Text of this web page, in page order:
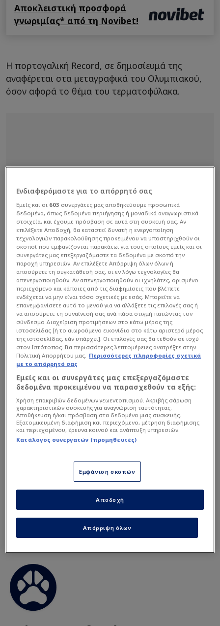
Αποκλειστική προσφορά
γνωριμίας* από τη Novibet!
Η πορτογαλική Record, σε δημοσίευμά της
αναφέρεται στα μεταγραφικά του Ολυμπιακού,
όσον αφορά το θέμα του τερματοφύλακα.
Διαβάστεπερισσότερα στο novasports.gr
Ενδιαφερόμαστε για το απόρρητό σας
Εμείς και οι 603 συνεργάτες μας αποθηκεύουμε προσωπικά
δεδομένα, όπως δεδομένα περιήγησης ή μοναδικά αναγνωριστικά
στοιχεία, και έχουμε πρόσβαση σε αυτά στη συσκευή σας. Αν
επιλέξετε Αποδοχή, θα καταστεί δυνατή η ενεργοποίηση
τεχνολογιών παρακολούθησης προκειμένου να υποστηριχθούν οι
σκοποί που εμφανίζονται παρακάτω, για τους οποίους εμείς και οι
συνεργάτες μας επεξεργαζόμαστε τα δεδομένα με σκοπό την
παροχή υπηρεσιών. Αν επιλέξετε Απόρριψη όλων όλων ή
αποσύρετε τη συγκατάθεσή σας, οι εν λόγω τεχνολογίες θα
απενεργοποιηθούν. Αν απενεργοποιηθούν οι ιχνηλάτες, ορισμένο
περιεχόμενο και κάποιες από τις διαφημίσεις που βλέπετε
ενδέχεται να μην είναι τόσο σχετικές με εσάς. Μπορείτε να
επανεμφανίσετε αυτό το μενού για να αλλάξετε τις επιλογές σας ή
να αποσύρετε τη συναίνεσή σας ανά πάσα στιγμή πατώντας τον
σύνδεσμο Διαχείριση προτιμήσεων στο κάτω μέρος της
ιστοσελίδας [ή το αιωρούμενο εικονίδιο στο κάτω αριστερό μέρος
της ιστοσελίδας, εάν υπάρχει]. Οι επιλογές σας θα τεθούν σε ισχύ
στον Ιστότοπος. Για περισσότερες λεπτομέρειες ανατρέξτε στην
Πολιτική Απορρήτου μας. Περισσότερες πληροφορίες σχετικά
με το απόρρητό σας
Εμείς και οι συνεργάτες μας επεξεργαζόμαστε
δεδομένα προκειμένου να παρασχεθούν τα εξής:
Χρήση επακριβών δεδομένων γεωεντοπισμού. Ακριβής σάρωση
χαρακτηριστικών συσκευής για αναγνώριση ταυτότητας.
Αποθήκευση ή/και πρόσβαση στα δεδομένα μιας συσκευής.
Εξατομικευμένη διαφήμιση και περιεχόμενο, μέτρηση διαφήμισης
και περιεχομένου, έρευνα κοινού και ανάπτυξη υπηρεσιών.
Κατάλογος συνεργατών (προμηθευτές)
Εμφάνιση σκοπών
Απόρριψη όλων
Αποδοχή